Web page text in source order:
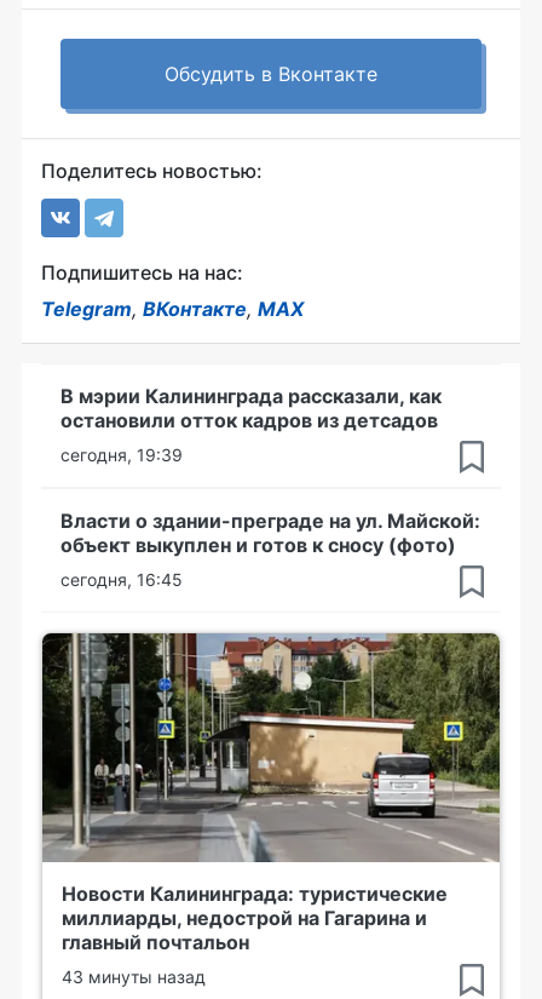
Обсудить в Вконтакте
Поделитесь новостью:
Подпишитесь на нас:
Telegram, ВКонтакте, MAX
В мэрии Калининграда рассказали, как
остановили отток кадров из детсадов
сегодня, 19:39
Власти о здании-преграде на ул. Майской:
объект выкуплен и готов к сносу (фото)
сегодня, 16:45
Новости Калининграда: туристические
миллиарды, недострой на Гагарина и
главный почтальон
43 минуты назад